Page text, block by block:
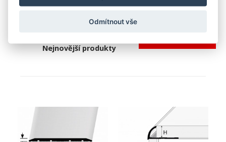
Nejnovější produkty
Odmítnout vše